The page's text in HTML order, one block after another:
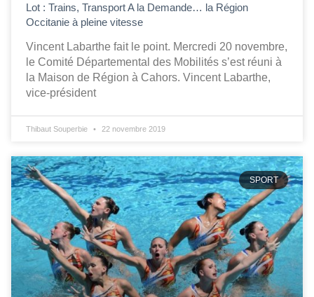
Lot : Trains, Transport A la Demande… la Région
Occitanie à pleine vitesse
Vincent Labarthe fait le point. Mercredi 20 novembre,
le Comité Départemental des Mobilités s’est réuni à
la Maison de Région à Cahors. Vincent Labarthe,
vice-président
Thibaut Souperbie 22 novembre 2019
SPORT